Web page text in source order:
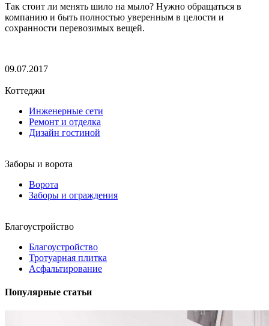
Так стоит ли менять шило на мыло? Нужно обращаться в
компанию и быть полностью уверенным в целости и
сохранности перевозимых вещей.
09.07.2017
Коттеджи
Инженерные сети
Ремонт и отделка
Дизайн гостиной
Заборы и ворота
Ворота
Заборы и ограждения
Благоустройство
Благоустройство
Тротуарная плитка
Асфальтирование
Популярные статьи